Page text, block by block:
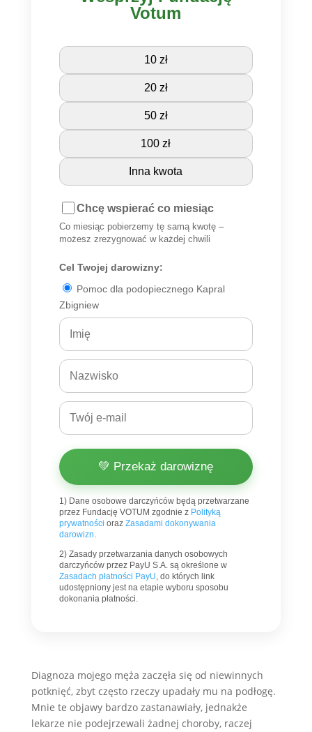
Votum
10 zł
20 zł
50 zł
100 zł
Inna kwota
Chcę wspierać co miesiąc
Co miesiąc pobierzemy tę samą kwotę –
możesz zrezygnować w każdej chwili
Cel Twojej darowizny:
Pomoc dla podopiecznego Kapral
Zbigniew
💚 Przekaż darowiznę
1) Dane osobowe darczyńców będą przetwarzane
przez Fundację VOTUM zgodnie z Polityką
prywatności oraz Zasadami dokonywania
darowizn.
2) Zasady przetwarzania danych osobowych
darczyńców przez PayU S.A. są określone w
Zasadach płatności PayU, do których link
udostępniony jest na etapie wyboru sposobu
dokonania płatności.
Diagnoza mojego męża zaczęła się od niewinnych
potknięć, zbyt często rzeczy upadały mu na podłogę.
Mnie te objawy bardzo zastanawiały, jednakże
lekarze nie podejrzewali żadnej choroby, raczej